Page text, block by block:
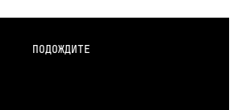
ПОДОЖДИТЕ